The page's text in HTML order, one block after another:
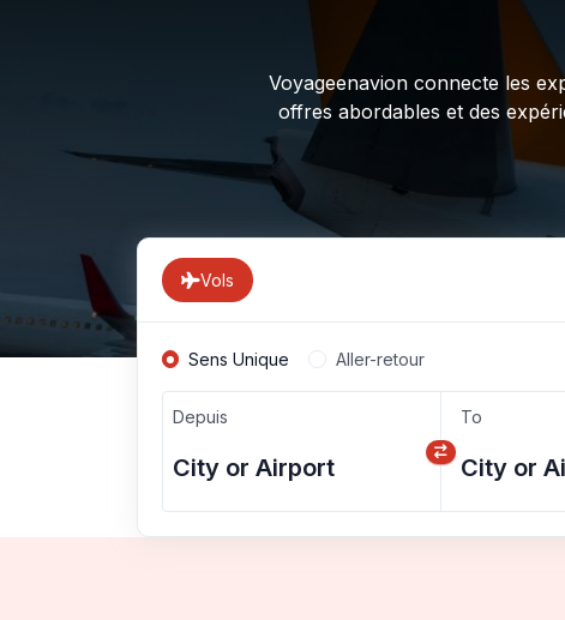
Voyageenavion connecte les
offres abordables et des
Vols
Sens Unique Aller-retour
Depuis To